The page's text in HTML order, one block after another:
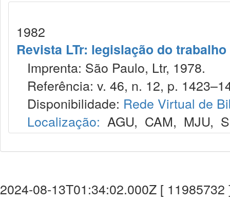
1982
Revista LTr: legislação do trabalho
Imprenta: São Paulo, Ltr, 1978.
Referência: v. 46, n. 12, p.
Disponibilidade: Rede Virtual de
Localização: AGU, CAM, MJU,
2024-08-13T01:34:02.000Z [ 11985732